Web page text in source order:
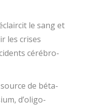
le sang et
les crises
cérébro-
de béta-
d’oligo-